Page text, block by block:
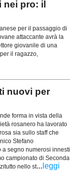
nei pro: il
per il passaggio di
attaccante avrà la
giovanile di una
il ragazzo,
nuovi per
forma in vista della
rosanero ha lavorato
sia sullo staff che
Stefano
segno numerosi innesti
campionato di Seconda
nello st... leggi